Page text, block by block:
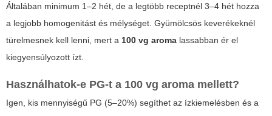
Általában minimum 1–2 hét, de a legtöbb receptnél 3–4 hét hozza
a legjobb homogenitást és mélységet. Gyümölcsös keverékeknél
türelmesnek kell lenni, mert a 100 vg aroma lassabban ér el
kiegyensúlyozott ízt.
Használhatok-e PG-t a 100 vg aroma mellett?
Igen, kis mennyiségű PG (5–20%) segíthet az ízkiemelésben és a